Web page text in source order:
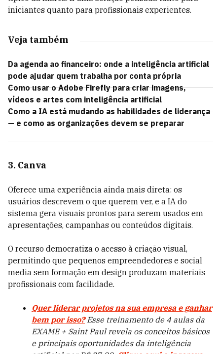
iniciantes quanto para profissionais experientes.
Veja também
Da agenda ao financeiro: onde a inteligência artificial
pode ajudar quem trabalha por conta própria
Como usar o Adobe Firefly para criar imagens,
vídeos e artes com inteligência artificial
Como a IA está mudando as habilidades de liderança
— e como as organizações devem se preparar
3. Canva
Oferece uma experiência ainda mais direta: os
usuários descrevem o que querem ver, e a IA do
sistema gera visuais prontos para serem usados em
apresentações, campanhas ou conteúdos digitais.
O recurso democratiza o acesso à criação visual,
permitindo que pequenos empreendedores e social
media sem formação em design produzam materiais
profissionais com facilidade.
Quer liderar projetos na sua empresa e ganhar
bem por isso?Esse treinamento de 4 aulas da
EXAME + Saint Paul revela os conceitos básicos
e principais oportunidades da inteligência